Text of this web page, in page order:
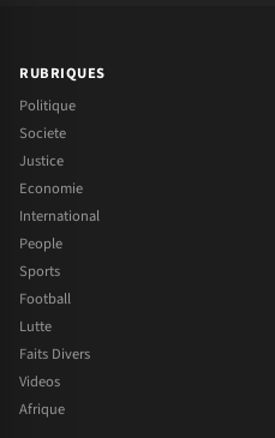
RUBRIQUES
Politique
Societe
Justice
Economie
International
People
Sports
Football
Lutte
Faits Divers
Videos
Afrique